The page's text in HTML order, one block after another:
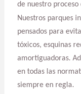
de nuestro
Nuestros parques
pensados para
tóxicos, esquinas
amortiguadoras.
en todas las
siempre en regla.